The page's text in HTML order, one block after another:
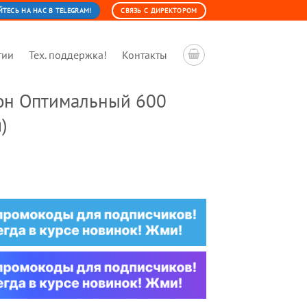
НА НАС В TELEGRAM! СВЯЗЬ С ДИРЕКТОРОМ
Тех. поддержка! Контакты
Оптимальный 600